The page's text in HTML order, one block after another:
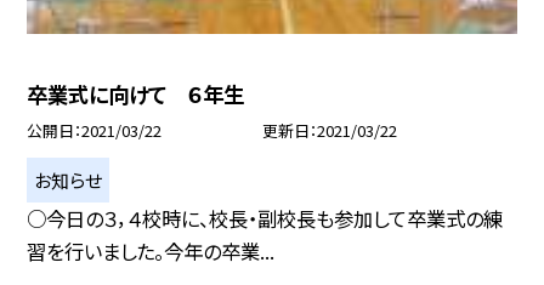
卒業式に向けて ６年生
公開日 2021/03/22 更新日 2021/03/22
お知らせ
○今日の３，４校時に、校長・副校長も参加して卒業式の練
習を行いました。今年の卒業...